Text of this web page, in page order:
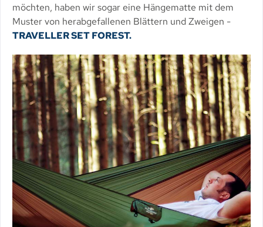
möchten, haben wir sogar eine Hängematte mit dem
Muster von herabgefallenen Blättern und Zweigen -
TRAVELLER SET FOREST.